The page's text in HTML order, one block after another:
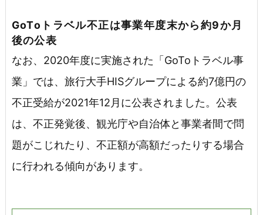
GoToトラベル不正は事業年度末から約9か月
後の公表
なお、2020年度に実施された「GoToトラベル事
業」では、旅行大手HISグループによる約7億円の
不正受給が2021年12月に公表されました。公表
は、不正発覚後、観光庁や自治体と事業者間で問
題がこじれたり、不正額が高額だったりする場合
に行われる傾向があります。